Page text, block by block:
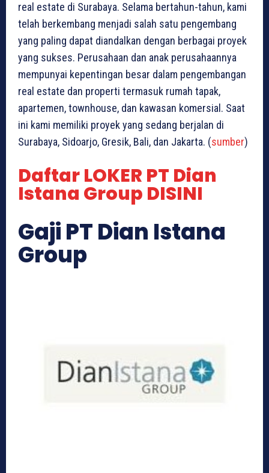
real estate di Surabaya. Selama bertahun-tahun, kami
telah berkembang menjadi salah satu pengembang
yang paling dapat diandalkan dengan berbagai proyek
yang sukses. Perusahaan dan anak perusahaannya
mempunyai kepentingan besar dalam pengembangan
real estate dan properti termasuk rumah tapak,
apartemen, townhouse, dan kawasan komersial. Saat
ini kami memiliki proyek yang sedang berjalan di
Surabaya, Sidoarjo, Gresik, Bali, dan Jakarta. (sumber)
Daftar LOKER PT Dian
Istana Group DISINI
Gaji PT Dian Istana
Group